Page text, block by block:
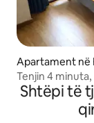
Apartament në
Tenjin 4
minuta/Metro
drejtpërdrejtë i
persona/
Shtëpi të